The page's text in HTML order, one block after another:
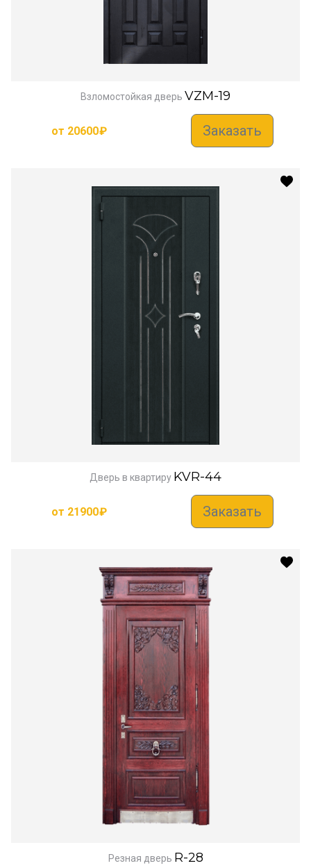
Взломостойкая дверь VZM-19
от 20600₽ Заказать
Дверь в квартиру KVR-44
от 21900₽ Заказать
Резная дверь R-28